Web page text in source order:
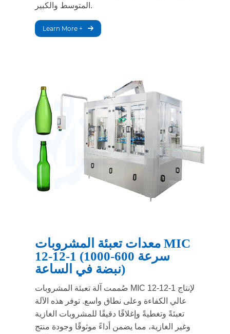
المتوسط والكبير.
Learn More +
معدات تعبئة المشروبات MIC
12-12-1 (سرعة 600-1000
نبضة في الساعة)
صُممت آلة تعبئة المشروبات MIC 12-12-1 لإنتاج
عالي الكفاءة وعلى نطاق واسع. توفر هذه الآلة
تعبئةً وتغطيةً وإغلاقًا دقيقًا للمشروبات الغازية
وغير الغازية، مما يضمن أداءً موثوقًا وجودة منتج